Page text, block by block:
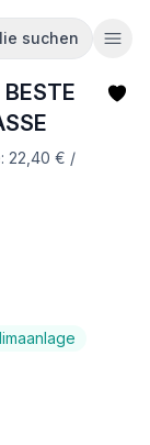
suchen
22,40 € /